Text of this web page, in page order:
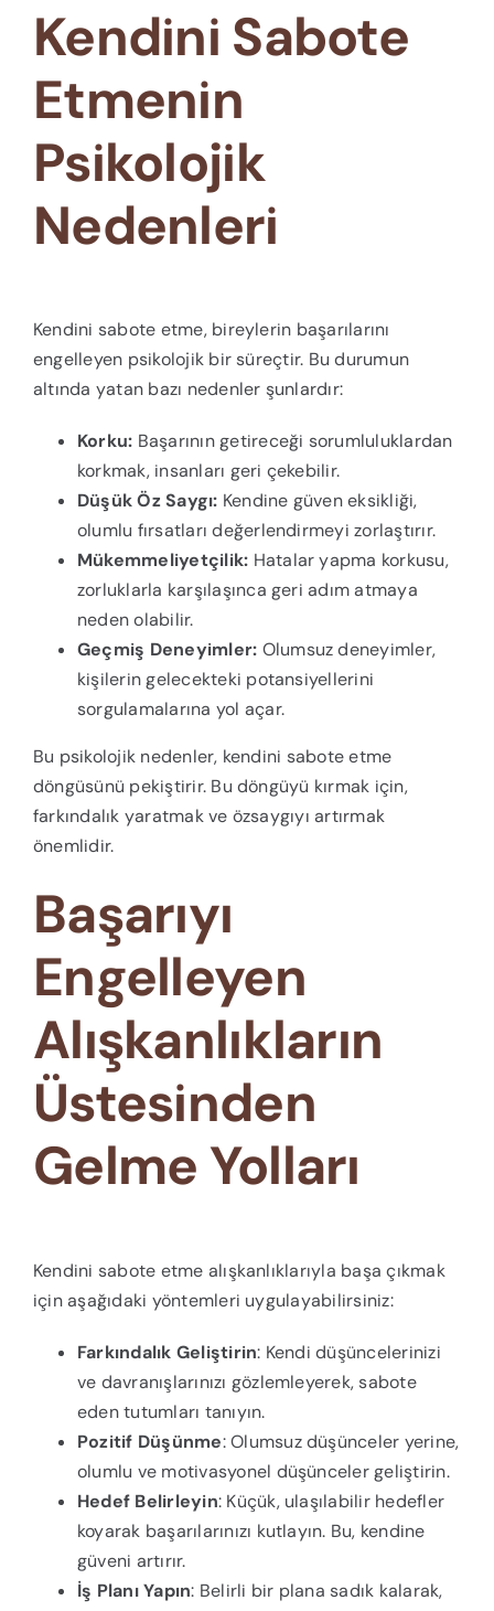
Kendini Sabote
Etmenin
Psikolojik
Nedenleri
Kendini sabote etme, bireylerin başarılarını
engelleyen psikolojik bir süreçtir. Bu durumun
altında yatan bazı nedenler şunlardır:
Korku: Başarının getireceği sorumluluklardan
korkmak, insanları geri çekebilir.
Düşük Öz Saygı: Kendine güven eksikliği,
olumlu fırsatları değerlendirmeyi zorlaştırır.
Mükemmeliyetçilik: Hatalar yapma korkusu,
zorluklarla karşılaşınca geri adım atmaya
neden olabilir.
Geçmiş Deneyimler: Olumsuz deneyimler,
kişilerin gelecekteki potansiyellerini
sorgulamalarına yol açar.
Bu psikolojik nedenler, kendini sabote etme
döngüsünü pekiştirir. Bu döngüyü kırmak için,
farkındalık yaratmak ve özsaygıyı artırmak
önemlidir.
Başarıyı
Engelleyen
Alışkanlıkların
Üstesinden
Gelme Yolları
Kendini sabote etme alışkanlıklarıyla başa çıkmak
için aşağıdaki yöntemleri uygulayabilirsiniz:
Farkındalık Geliştirin: Kendi düşüncelerinizi
ve davranışlarınızı gözlemleyerek, sabote
eden tutumları tanıyın.
Pozitif Düşünme: Olumsuz düşünceler yerine,
olumlu ve motivasyonel düşünceler geliştirin.
Hedef Belirleyin: Küçük, ulaşılabilir hedefler
koyarak başarılarınızı kutlayın. Bu, kendine
güveni artırır.
İş Planı Yapın: Belirli bir plana sadık kalarak,